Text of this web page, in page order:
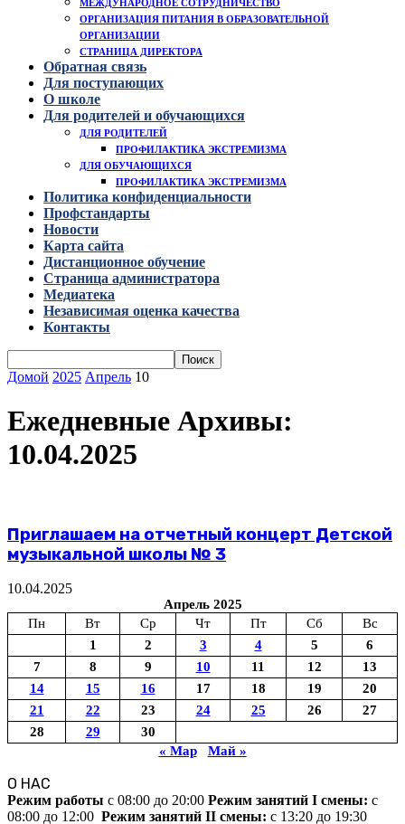
МЕЖДУНАРОДНОЕ СОТРУДНИЧЕСТВО
ОРГАНИЗАЦИЯ ПИТАНИЯ В ОБРАЗОВАТЕЛЬНОЙ
ОРГАНИЗАЦИИ
СТРАНИЦА ДИРЕКТОРА
Обратная связь
Для поступающих
О школе
Для родителей и обучающихся
ДЛЯ РОДИТЕЛЕЙ
ПРОФИЛАКТИКА ЭКСТРЕМИЗМА
ДЛЯ ОБУЧАЮЩИХСЯ
ПРОФИЛАКТИКА ЭКСТРЕМИЗМА
Политика конфиденциальности
Профстандарты
Новости
Карта сайта
Дистанционное обучение
Страница администратора
Медиатека
Независимая оценка качества
Контакты
Домой 2025 Апрель 10
Ежедневные Архивы:
10.04.2025
Приглашаем на отчетный концерт Детской
музыкальной школы № 3
10.04.2025
Апрель 2025
Пн
Вт Ср Чт Пт Сб
Вс
1
2 3 4 5
6
7
8 9 10 11 12
13
14
15 16 17 18 19
20
21
22 23 24 25 26
27
28
29
30
« Мар
Май »
О НАС
Режим работы c 08:00 до 20:00 Режим занятий I смены: c
08:00 до 12:00 Режим занятий II смены: c 13:20 до 19:30